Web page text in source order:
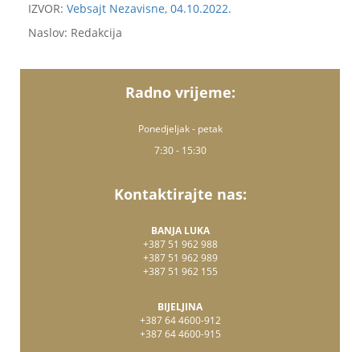
IZVOR: Vebsajt Nezavisne, 04.10.2022.
Naslov: Redakcija
Radno vrijeme:
Ponedjeljak - petak
7:30 - 15:30
Kontaktirajte nas:
BANJA LUKA
+387 51 962 988
+387 51 962 989
+387 51 962 155
BIJELJINA
+387 64 4600-912
+387 64 4600-915